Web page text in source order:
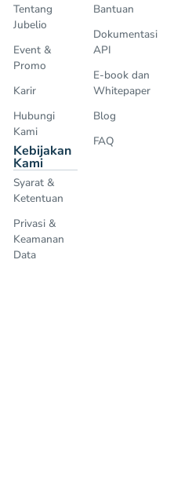
Tentang
Jubelio
Event &
Promo
Karir
Hubungi
Kami
Kebijakan
Kami
Syarat &
Ketentuan
Privasi &
Keamanan
Data
Bantuan
Dokumentasi
API
E-book dan
Whitepaper
Blog
FAQ